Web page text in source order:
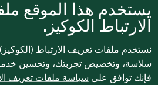
يستخدم هذا الموقع
الارتباط الكوكيز.
نستخدم ملفات تعريف الارتباط
سلاسة، وتخصيص تجربتك، وتحسين
فإنك توافق على سياسة ملفات تعريف